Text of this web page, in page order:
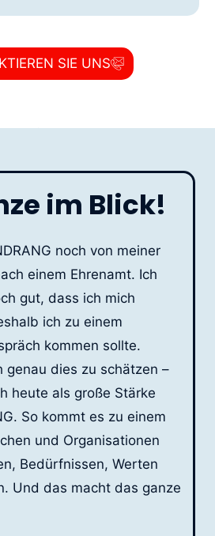
SIE UNS
im Blick!
noch von meiner
einem Ehrenamt. Ich
gut, dass ich mich
ich zu einem
kommen sollte.
genau dies zu schätzen –
heute als große Stärke
So kommt es zu einem
und Organisationen
Bedürfnissen, Werten
Und das macht das ganze